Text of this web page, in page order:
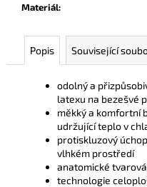
Materiál:
Popis Související
odolný a
latexu na bezešvé
měkký a komfortní
udržující teplo v
protiskluzový
vlhkém prostředí
anatomické
technologie